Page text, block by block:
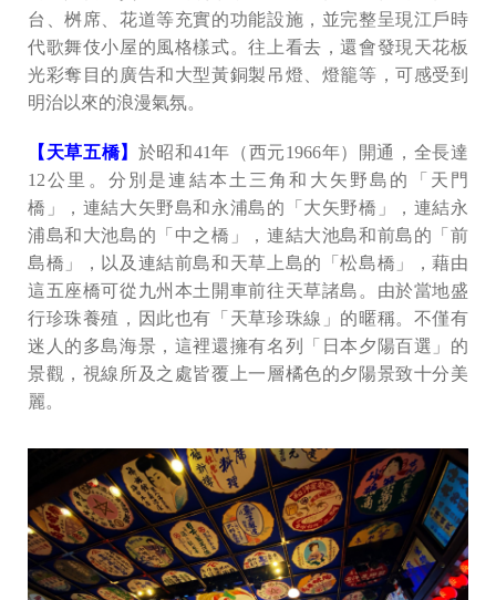
台、桝席、花道等充實的功能設施，並完整呈現江戶時
代歌舞伎小屋的風格樣式。往上看去，還會發現天花板
光彩奪目的廣告和大型黃銅製吊燈、燈籠等，可感受到
明治以來的浪漫氣氛。
【天草五橋】 於昭和41年（西元1966年）開通，全長達
12公里。分別是連結本土三角和大矢野島的「天門
橋」，連結大矢野島和永浦島的「大矢野橋」，連結永
浦島和大池島的「中之橋」，連結大池島和前島的「前
島橋」，以及連結前島和天草上島的「松島橋」，藉由
這五座橋可從九州本土開車前往天草諸島。由於當地盛
行珍珠養殖，因此也有「天草珍珠線」的暱稱。不僅有
迷人的多島海景，這裡還擁有名列「日本夕陽百選」的
景觀，視線所及之處皆覆上一層橘色的夕陽景致十分美
麗。